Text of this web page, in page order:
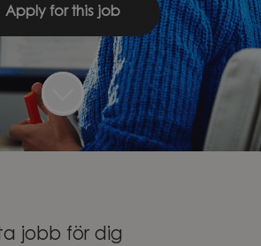
Apply for this job
jobb för dig